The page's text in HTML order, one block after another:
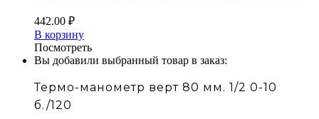
442.00 ₽
В корзину
Посмотреть
Вы добавили выбранный товар в заказ:
Термо-манометр верт 80 мм. 1/2 0-10
б./120